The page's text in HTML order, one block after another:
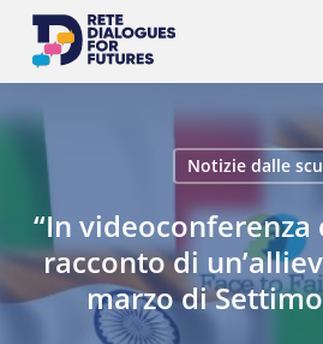
Skip
main
content
Notizie dalle
“In videoconferenza
racconto di
marzo di